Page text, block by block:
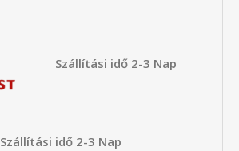
Szállítási idő 2-3 Nap
Szállítási idő 2-3 Nap